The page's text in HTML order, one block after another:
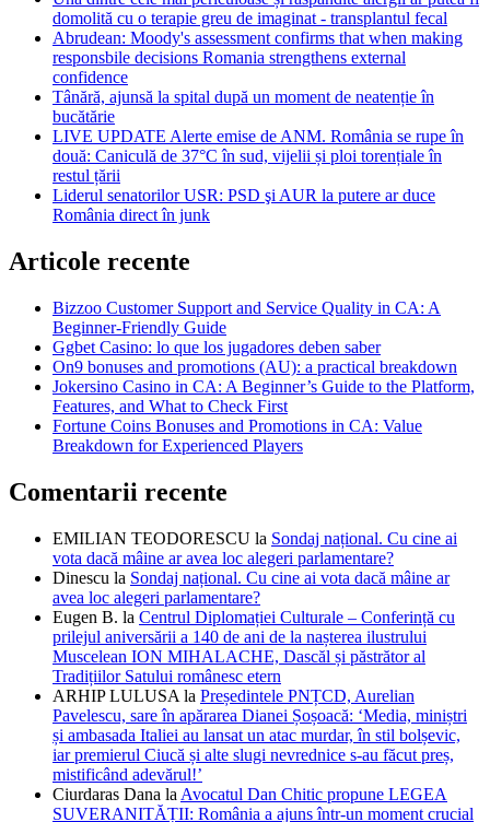
domolită cu o terapie greu de imaginat - transplantul fecal
Abrudean: Moody's assessment confirms that when making
responsbile decisions Romania strengthens external
confidence
Tânără, ajunsă la spital după un moment de neatenție în
bucătărie
LIVE UPDATE Alerte emise de ANM. România se rupe în
două: Caniculă de 37°C în sud, vijelii și ploi torențiale în
restul țării
Liderul senatorilor USR: PSD şi AUR la putere ar duce
România direct în junk
Articole recente
Bizzoo Customer Support and Service Quality in CA: A
Beginner-Friendly Guide
Ggbet Casino: lo que los jugadores deben saber
On9 bonuses and promotions (AU): a practical breakdown
Jokersino Casino in CA: A Beginner’s Guide to the Platform,
Features, and What to Check First
Fortune Coins Bonuses and Promotions in CA: Value
Breakdown for Experienced Players
Comentarii recente
EMILIAN TEODORESCU la Sondaj național. Cu cine ai
vota dacă mâine ar avea loc alegeri parlamentare?
Dinescu la Sondaj național. Cu cine ai vota dacă mâine ar
avea loc alegeri parlamentare?
Eugen B. la Centrul Diplomației Culturale – Conferință cu
prilejul aniversării a 140 de ani de la nașterea ilustrului
Muscelean ION MIHALACHE, Dascăl și păstrător al
Tradițiilor Satului românesc etern
ARHIP LULUSA la Președintele PNȚCD, Aurelian
Pavelescu, sare în apărarea Dianei Șoșoacă: ‘Media, miniștri
și ambasada Italiei au lansat un atac murdar, în stil bolșevic,
iar premierul Ciucă și alte slugi nevrednice s-au făcut preș,
mistificând adevărul!’
Ciurdaras Dana la Avocatul Dan Chitic propune LEGEA
SUVERANITĂȚII: România a ajuns într-un moment crucial